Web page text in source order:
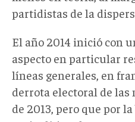
partidistas de la
El año 2014 inició con
aspecto en particular
líneas generales, en
derrota electoral de
de 2013, pero que por